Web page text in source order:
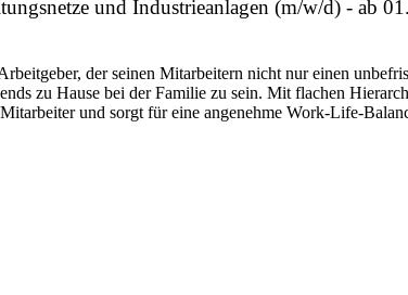
und Industrieanlagen (m/w/d) - ab
der seinen Mitarbeitern nicht nur einen
zu Hause bei der Familie zu sein. Mit flachen
und sorgt für eine angenehme Work-Life-